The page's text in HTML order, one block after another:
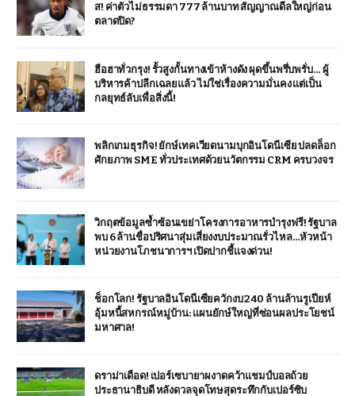
ส! ค่าตัวไม่ธรรมดา 777 ล้านบาท สัญญาณดีลใหญ่ก่อน
ตลาดปิด?
ฮือฮาทั่วกรุง! รั้วสูงกั้นทางเข้าห้างดัง ผุดขึ้นพรึ่บพรั่บ… ผู้
บริหารค้าปลีกเฉลยแล้ว ไม่ใช่เรื่องความมั่นคง แต่เป็น
กลยุทธ์ลับเพื่อสิ่งนี้!
พลิกเกมธุรกิจ! ยักษ์เทคเวียดนามบุกอินโดนีเซีย ปลดล็อก
ศักยภาพ SME ทั่วประเทศด้วยนวัตกรรม CRM ครบวงจร
วิกฤตข้อมูลซ้ำซ้อนเขย่าโครงการอาหารบำรุงฟรี! รัฐบาล
พบ 6 ล้านชื่อปริศนาสุ่มเสี่ยงงบประมาณรั่วไหล…หัวหน้า
หน่วยงานโภชนาการฯ เปิดปากชี้แจงด่วน!
ช็อกโลก! รัฐบาลอินโดนีเซียควักงบ 240 ล้านล้านรูเปียห์
อุ้มหนี้สหกรณ์หมู่บ้าน: แผนยักษ์ใหญ่ที่ซ่อนผลประโยชน์
มหาศาล!
ดราม่าเดือด! เปอร์เซบายาผงาดคว้าแชมป์บอลถ้วย
ประธานาธิบดี หลังดวลจุดโทษสุดระทึกกับเปอร์ซิบ